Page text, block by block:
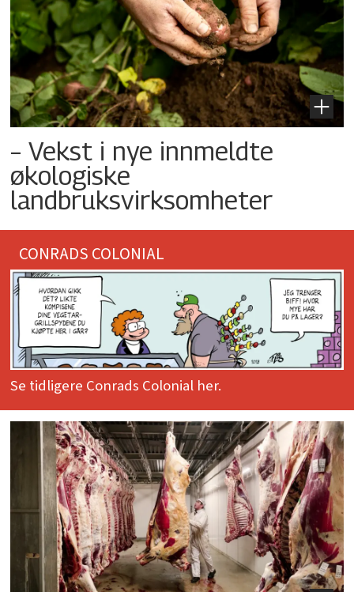
– Vekst i nye innmeldte
økologiske
landbruksvirksomheter
CONRADS COLONIAL
Se tidligere Conrads Colonial her.